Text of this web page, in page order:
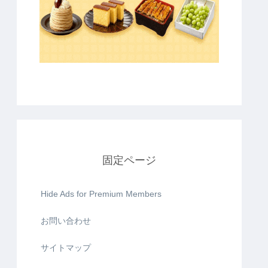
固定ページ
Hide Ads for Premium Members
お問い合わせ
サイトマップ